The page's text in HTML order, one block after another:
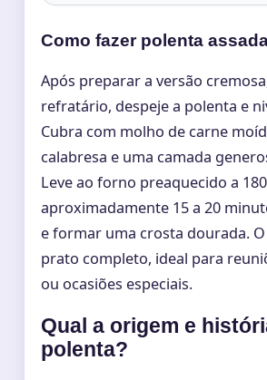
Como fazer polenta
Após preparar a versão
refratário, despeje a polenta e
Cubra com molho de carne
calabresa e uma camada
Leve ao forno preaquecido a
aproximadamente 15 a 20
e formar uma crosta dourada.
prato completo, ideal para
ou ocasiões especiais.
Qual a origem e
polenta?